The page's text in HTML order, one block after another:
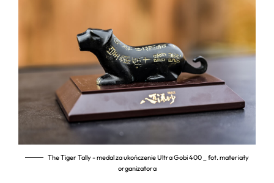
The Tiger Tally - medal za ukończenie Ultra Gobi 400 _ fot. materiały
organizatora